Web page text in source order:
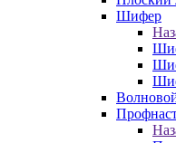
Шифер